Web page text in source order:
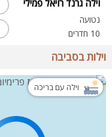
וילה גרנד רויאל פמילי
נטועה
10 חדרים
וילות בסביבה
וילה עם בריכה